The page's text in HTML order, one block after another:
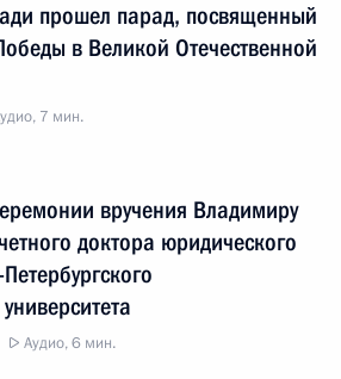
прошел парад, посвященный
в Великой Отечественной
7 мин.
вручения Владимиру
доктора юридического
Аудио, 6 мин.